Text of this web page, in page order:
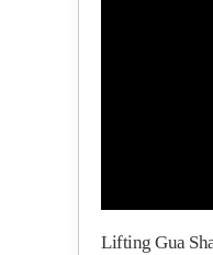
Lifting Gua